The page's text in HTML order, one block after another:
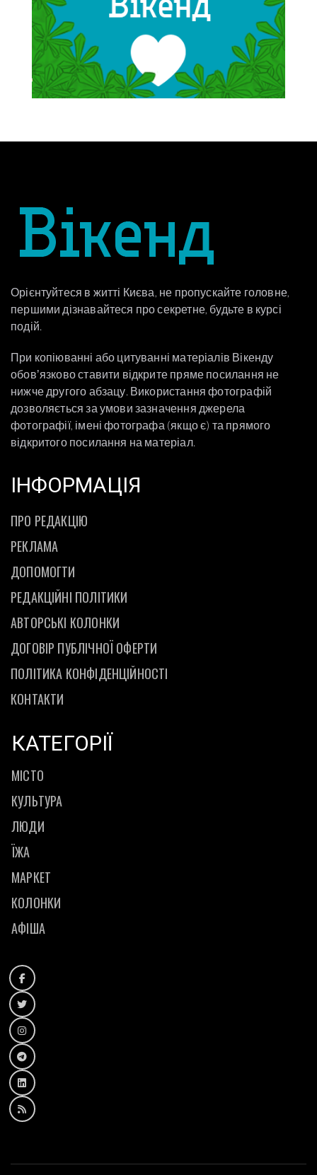
Орієнтуйтеся в житті Києва, не пропускайте головне,
першими дізнавайтеся про секретне, будьте в курсі
подій.
При копіюванні або цитуванні матеріалів Вікенду
обовʼязково ставити відкрите пряме посилання не
нижче другого абзацу. Використання фотографій
дозволяється за умови зазначення джерела
фотографії, імені фотографа (якщо є) та прямого
відкритого посилання на матеріал.
ІНФОРМАЦІЯ
ПРО РЕДАКЦІЮ
РЕКЛАМА
ДОПОМОГТИ
РЕДАКЦІЙНІ ПОЛІТИКИ
АВТОРСЬКІ КОЛОНКИ
ДОГОВІР ПУБЛІЧНОЇ ОФЕРТИ
ПОЛІТИКА КОНФІДЕНЦІЙНОСТІ
КОНТАКТИ
КАТЕГОРІЇ
МІСТО
КУЛЬТУРА
ЛЮДИ
ЇЖА
МАРКЕТ
КОЛОНКИ
АФІША